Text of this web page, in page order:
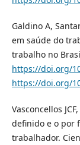
Galdino A,
em saúde do
trabalho no
https://doi.org/
https://doi.org/
Vasconcellos
definido e o por
trabalhador.